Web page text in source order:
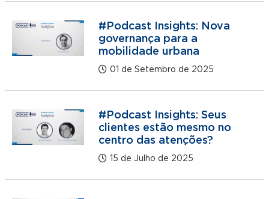
#Podcast Insights: Nova
governança para a
mobilidade urbana
01 de Setembro de 2025
#Podcast Insights: Seus
clientes estão mesmo no
centro das atenções?
15 de Julho de 2025